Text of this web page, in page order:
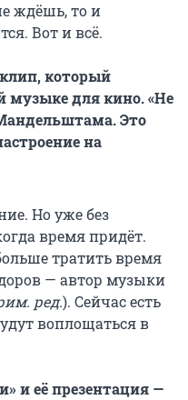
ждёшь, то и
Вот и всё.
который
музыке для кино. «Не
Это
на
Но уже без
время придёт.
тратить время
— автор музыки
ред.). Сейчас есть
воплощаться в
и её презентация —